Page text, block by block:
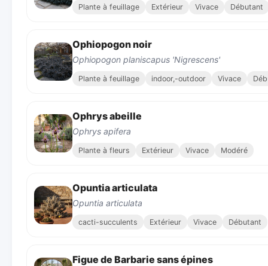
Plante à feuillage Extérieur Vivace Débutant
Ophiopogon noir
Ophiopogon planiscapus 'Nigrescens'
Plante à feuillage indoor,-outdoor Vivace
Ophrys abeille
Ophrys apifera
Plante à fleurs Extérieur Vivace Modéré
Opuntia articulata
Opuntia articulata
cacti-succulents Extérieur Vivace Débutant
Figue de Barbarie sans épines